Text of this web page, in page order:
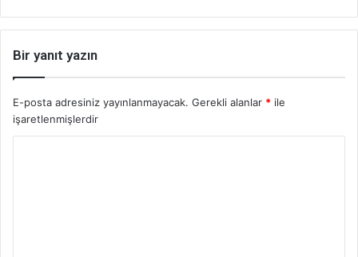
Bir yanıt yazın
E-posta adresiniz yayınlanmayacak. Gerekli alanlar * ile
işaretlenmişlerdir